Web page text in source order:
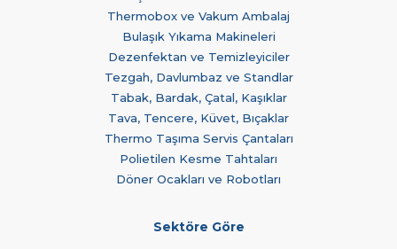
Thermobox ve Vakum Ambalaj
Bulaşık Yıkama Makineleri
Dezenfektan ve Temizleyiciler
Tezgah, Davlumbaz ve Standlar
Tabak, Bardak, Çatal, Kaşıklar
Tava, Tencere, Küvet, Bıçaklar
Thermo Taşıma Servis Çantaları
Polietilen Kesme Tahtaları
Döner Ocakları ve Robotları
Sektöre Göre